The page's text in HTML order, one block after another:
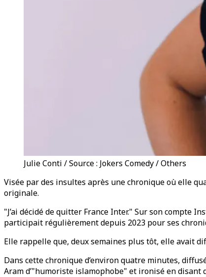
Julie Conti / Source : Jokers Comedy / Others
Visée par des insultes après une chronique où elle
originale.
"J’ai décidé de quitter France Inter." Sur son compte
participait régulièrement depuis 2023 pour ses
Elle rappelle que, deux semaines plus tôt, elle avait
Dans cette chronique d’environ quatre minutes,
Aram d’"humoriste islamophobe" et ironisé en disant